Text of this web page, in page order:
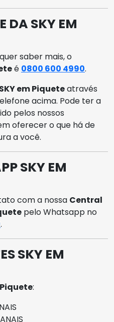
DA SKY EM
saber mais, o
é 0800 600 4990.
SKY em Piqueteatravés
acima. Pode ter a
pelos nossos
oferecer o que há de
a você.
SKY EM
com a nossa Central
pelo Whatsapp no
.
SKY EM
: